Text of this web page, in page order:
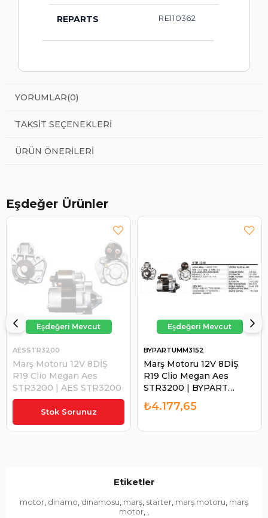
REPARTS RE110362
YORUMLAR(0)
TAKSIT SEÇENEKLERI
ÜRÜN ÖNERILERI
Eşdeğer Ürünler
Stok Sorunuz
Marş Motoru 12V 8DİŞ
R19 Clio Megan Aes
STR3200 | AES STR3200
AESSTR3200
₺3.817,13
Marş Motoru 12V 8DİŞ
R19 Clio Megan Aes
STR3200 | BYPART
BYPARTUMM3152
₺4.177,65
Etiketler
motor dinamo dinamosu marş starter marş motoru marş
motor